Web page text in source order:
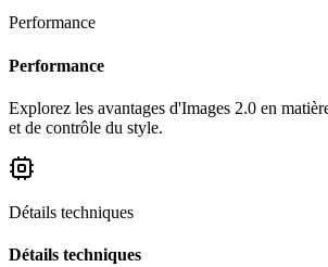
Performance
Performance
Explorez les avantages d'Images 2.0 en
et de contrôle du style.
Détails techniques
Détails techniques